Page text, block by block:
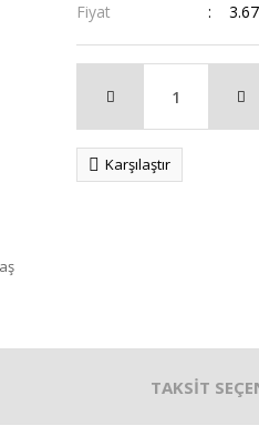
Fiyat
Karşılaştır
TAKSİT